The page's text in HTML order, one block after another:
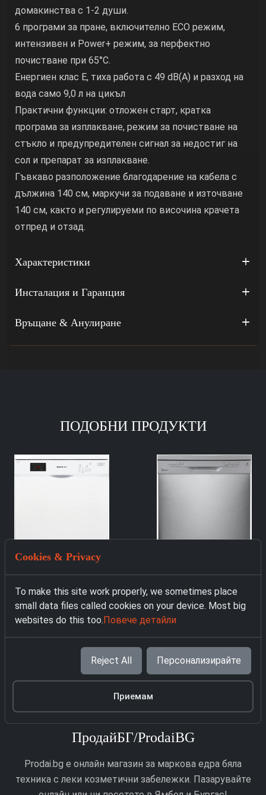
домакинства с 1-2 души.
6 програми за пране, включително ECO режим,
интензивен и Power+ режим, за перфектно
почистване при 65°C.
Енергиен клас E, тиха работа с 49 dB(A) и разход на
вода само 9,0 л на цикъл
Практични функции: отложен старт, кратка
програма за изплакване, режим за почистване на
стъкло и предупредителен сигнал за недостиг на
сол и препарат за изплакване.
Гъвкаво разположение благодарение на кабела с
дължина 140 см, маркучи за подаване и източване
140 см, както и регулируеми по височина крачета
отпред и отзад.
Характеристики
Инсталация и Гаранция
Връщане & Анулиране
ПОДОБНИ ПРОДУКТИ
3872 Съдомиялна
Respekta GSPS60V
бял
219.00 € с ДДС
4391 Съдомиялна
229.00 € с ДДС
ПродайБГ/ProdaiBG
Prodai.bg е онлайн магазин за маркова едра бяла
техника с леки козметични забележки. Пазарувайте
Cookies & Privacy
To make this site work properly, we sometimes place
small data files called cookies on your device. Most big
websites do this too.Повече детайли
Reject All Персонализирайте
Приемам